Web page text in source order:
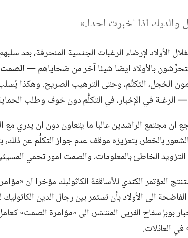
والديك اذا اخبرت احدا.‏»‏
الأولاد لإرضاء الرغبات الجنسية المنحرفة،‏ بعد
بالأولاد ايضا شيئا آخر من ضحاياهم —‏
الخجل،‏ التكتُّم،‏ وحتى الترهيب الصريح.‏ وهكذا
—‏ الرغبة في الإخبار،‏ في التكلُّم دون خوف وطلب
ان مجتمع الراشدين غالبا ما يتعاون دون ان يدري مع
بالخطر،‏ بتعزيزه موقف عدم جواز التكلُّم عن ذلك،‏
التزويد الخاطئ بالمعلومات،‏ والصمت امور تحمي
المؤتمر الكندي للأساقفة الكاثوليك مؤخرا ان
الفاضحة الى الأولاد بأن تستمر بين رجال الدين
بوبإ سفاح القربى المنتشر،‏ الى «مؤامرة الصمت»
في العائلات.‏